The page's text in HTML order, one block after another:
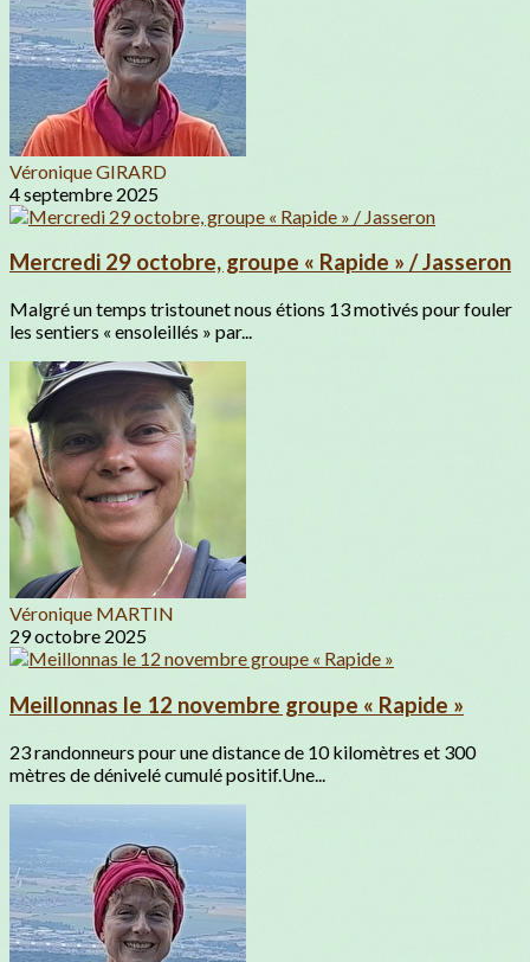
Véronique GIRARD
4 septembre 2025
Mercredi 29 octobre, groupe « Rapide » / Jasseron
Malgré un temps tristounet nous étions 13 motivés pour fouler
les sentiers « ensoleillés » par...
Véronique MARTIN
29 octobre 2025
Meillonnas le 12 novembre groupe « Rapide »
23 randonneurs pour une distance de 10 kilomètres et 300
mètres de dénivelé cumulé positif.Une...